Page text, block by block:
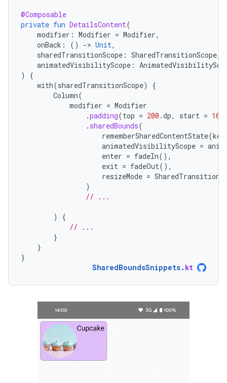
@Composable
private fun DetailsContent(
modifier : Modifier = Modifier,
onBack : () -> Unit,
sharedTransitionScope : SharedTransitionScope,
animatedVisibilityScope :
)
{
with(sharedTransitionScope)
{
Column(
modifier = Modifier
.padding(top = 200.dp, start = 16.
. sharedBounds(
rememberSharedContentState(key
animatedVisibilityScope =
enter = fadeIn(),
exit = fadeOut(),
resizeMode =
)
// ...
)
{
// ...
}
}
}
SharedBoundsSnippets. kt